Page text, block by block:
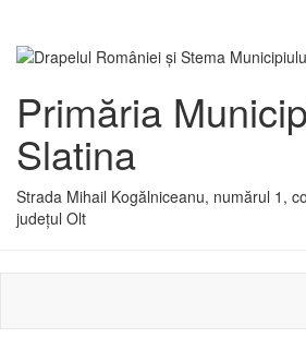
Primăria
Slatina
Strada Mihail Kogălniceanu, numărul 1,
județul Olt